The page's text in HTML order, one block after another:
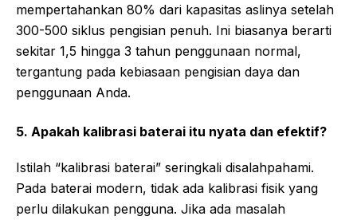
mempertahankan 80% dari kapasitas aslinya setelah
300-500 siklus pengisian penuh. Ini biasanya berarti
sekitar 1,5 hingga 3 tahun penggunaan normal,
tergantung pada kebiasaan pengisian daya dan
penggunaan Anda.
5. Apakah kalibrasi baterai itu nyata dan efektif?
Istilah “kalibrasi baterai” seringkali disalahpahami.
Pada baterai modern, tidak ada kalibrasi fisik yang
perlu dilakukan pengguna. Jika ada masalah